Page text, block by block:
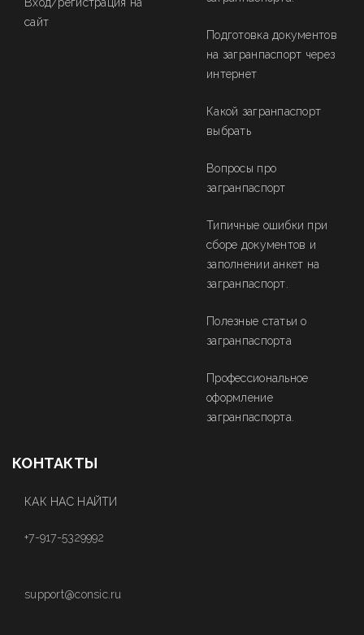
сайт
Подготовка документов
на загранпаспорт через
интернет
Какой загранпаспорт
выбрать
Вопросы про
загранпаспорт
Типичные ошибки при
сборе документов и
заполнении анкет на
загранпаспорт.
Полезные статьи о
загранпаспорта
Профессиональное
оформление
загранпаспорта.
КОНТАКТЫ
КАК НАС НАЙТИ
+7-917-5329992
support@consic.ru